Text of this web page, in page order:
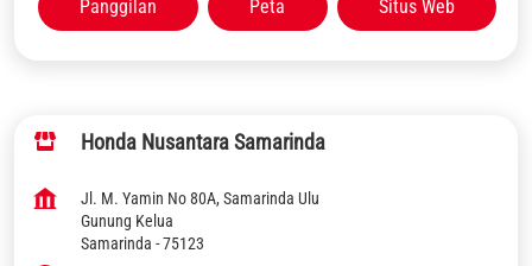
Panggilan Peta Situs Web
Honda Nusantara Samarinda
Jl. M. Yamin No 80A, Samarinda Ulu
Gunung Kelua
Samarinda -75123